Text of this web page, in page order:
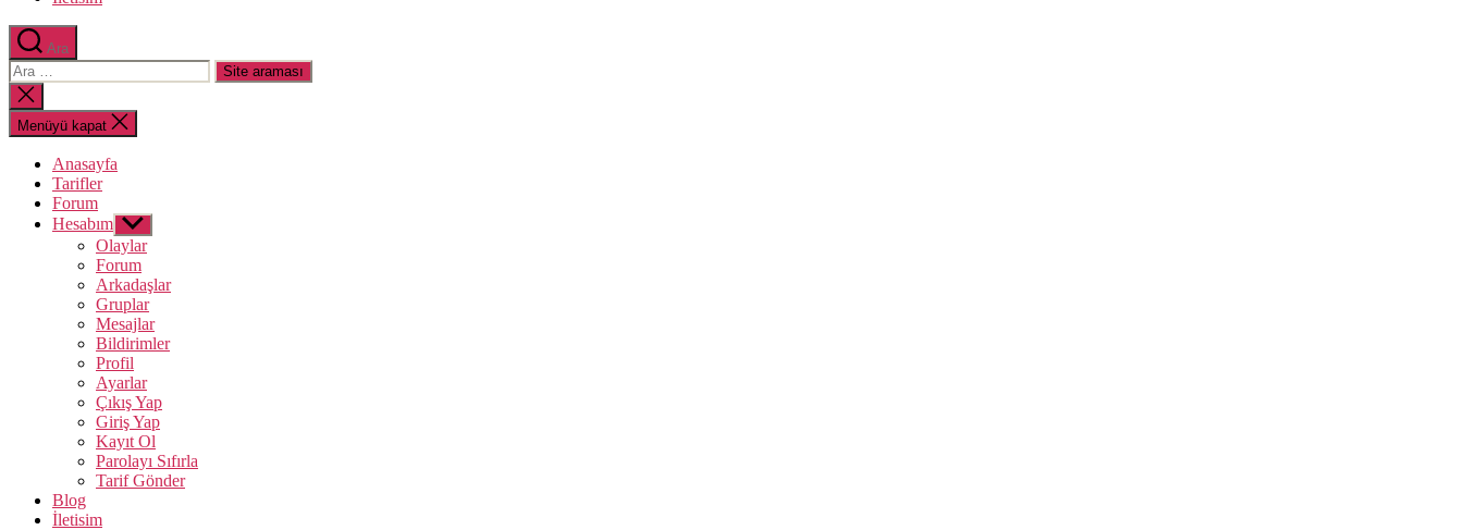
Ara
Arama
yap:
Aramayı
kapat
Menüyü kapat
Anasayfa
Tarifler
Forum
Hesabım Alt
menüyü
göster
Olaylar
Forum
Arkadaşlar
Gruplar
Mesajlar
Bildirimler
Profil
Ayarlar
Çıkış Yap
Giriş Yap
Kayıt Ol
Parolayı Sıfırla
Tarif Gönder
Blog
İletisim